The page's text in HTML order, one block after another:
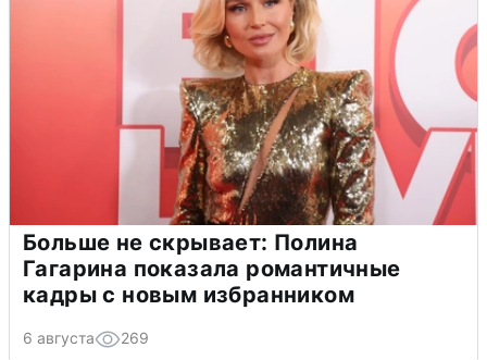
Больше не скрывает: Полина
Гагарина показала романтичные
кадры с новым избранником
6 августа 269